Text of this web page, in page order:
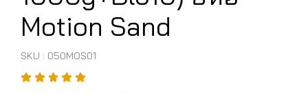
Motion Sand
SKU : 050MOS01